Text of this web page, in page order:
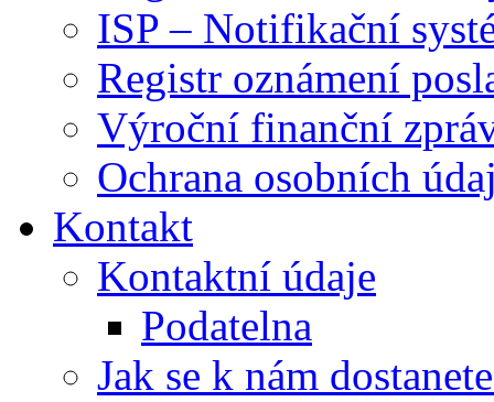
ISP – Notifikační
Registr oznámení
Výroční finanční
Ochrana osobních
Kontakt
Kontaktní údaje
Podatelna
Jak se k nám